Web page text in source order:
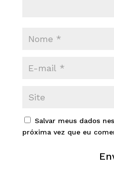
Salvar meus dados
próxima vez que eu